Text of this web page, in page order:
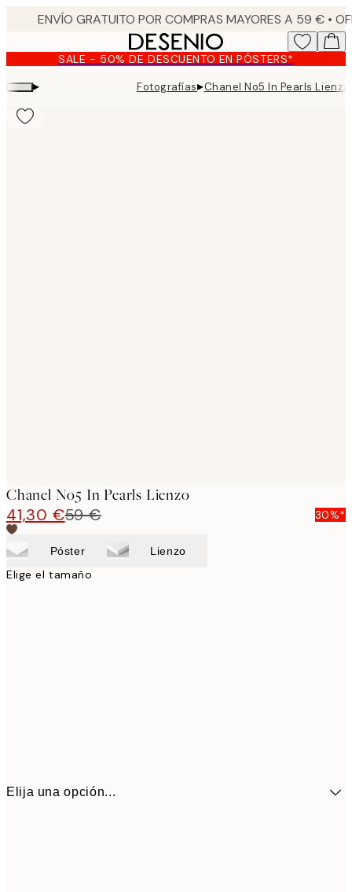
content.SALE - 50% DE DESCUENTO EN PÓSTERS*
▸ Fotografías▸Chanel No5 In Pearls Lienzo
Chanel No5 In Pearls Lienzo
41,30 €59 € 30%*
Póster Lienzo
Elige el tamaño
Elija una opción...